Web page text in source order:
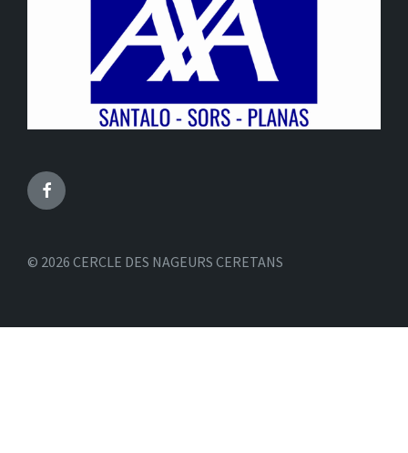
Facebook
© 2026 CERCLE DES NAGEURS CERETANS